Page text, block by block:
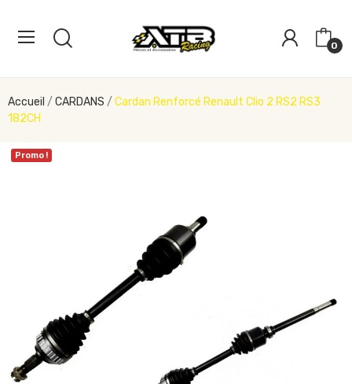
0
Accueil CARDANS
Cardan Renforcé Renault Clio 2 RS2 RS3
182CH
Promo !